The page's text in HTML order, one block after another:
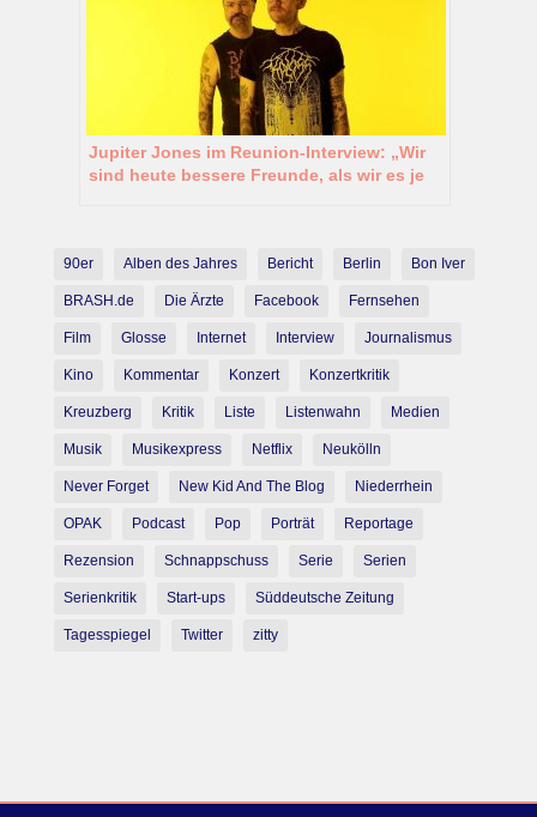
Jupiter Jones im Reunion-Interview: „Wir
sind heute bessere Freunde, als wir es je
90er Alben des Jahres Bericht Berlin Bon Iver
BRASH.de Die Ärzte Facebook Fernsehen
Film Glosse Internet Interview Journalismus
Kino Kommentar Konzert Konzertkritik
Kreuzberg Kritik Liste Listenwahn Medien
Musik Musikexpress Netflix Neukölln
Never Forget New Kid And The Blog Niederrhein
OPAK Podcast Pop Porträt Reportage
Rezension Schnappschuss Serie Serien
Serienkritik Start-ups Süddeutsche Zeitung
Tagesspiegel Twitter zitty